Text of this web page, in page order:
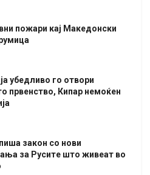
пожари кај Македонски
убедливо го отвори
првенство, Кипар немоќен
закон со нови
за Русите што живеат во